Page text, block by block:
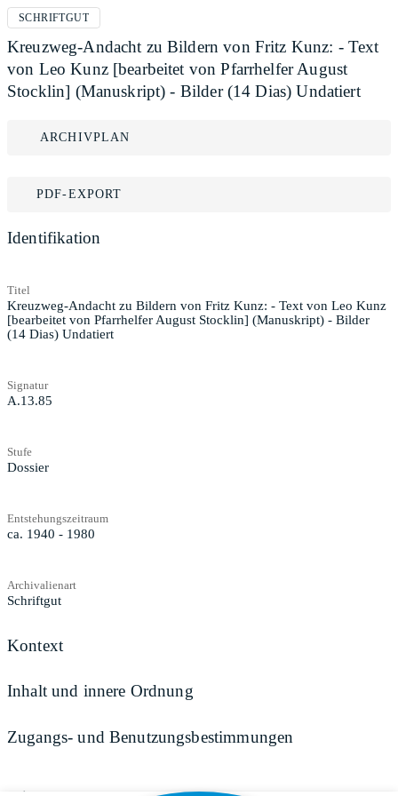
SCHRIFTGUT
Kreuzweg-Andacht zu Bildern von Fritz Kunz: - Text
von Leo Kunz [bearbeitet von Pfarrhelfer August
Stocklin] (Manuskript) - Bilder (14 Dias) Undatiert
ARCHIVPLAN
PDF-EXPORT
Identifikation
Titel
Kreuzweg-Andacht zu Bildern von Fritz Kunz: - Text von Leo Kunz
[bearbeitet von Pfarrhelfer August Stocklin] (Manuskript) - Bilder
(14 Dias) Undatiert
Signatur
A.13.85
Stufe
Dossier
Entstehungszeitraum
ca. 1940 - 1980
Archivalienart
Schriftgut
Kontext
Inhalt und innere Ordnung
Zugangs- und Benutzungsbestimmungen